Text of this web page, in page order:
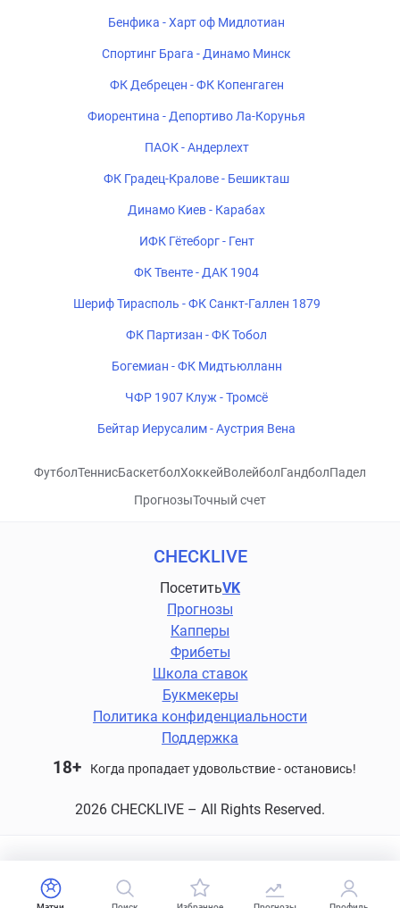
Бенфика - Харт оф Мидлотиан
Спортинг Брага - Динамо Минск
ФК Дебрецен - ФК Копенгаген
Фиорентина - Депортиво Ла-Корунья
ПАОК - Андерлехт
ФК Градец-Кралове - Бешикташ
Динамо Киев - Карабах
ИФК Гётеборг - Гент
ФК Твенте - ДАК 1904
Шериф Тирасполь - ФК Санкт-Галлен 1879
ФК Партизан - ФК Тобол
Богемиан - ФК Мидтьюлланн
ЧФР 1907 Клуж - Тромсё
Бейтар Иерусалим - Аустрия Вена
ФутболТеннисБаскетболХоккейВолейболГандболПадел
ПрогнозыТочный счет
CHECKLIVE
ПосетитьVK
Прогнозы
Капперы
Фрибеты
Школа ставок
Букмекеры
Политика конфиденциальности
Поддержка
18+ Когда пропадает удовольствие - остановись!
2026 CHECKLIVE – All Rights Reserved.